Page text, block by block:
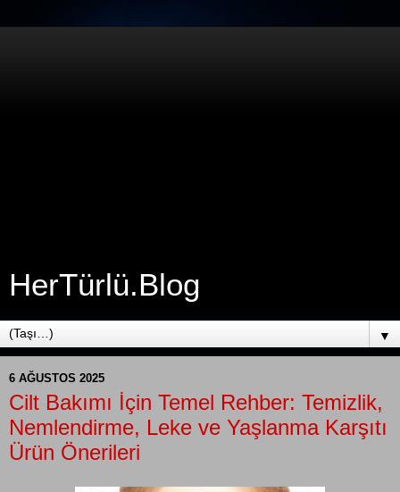
HerTürlü.Blog
▼
6 AĞUSTOS 2025
Cilt Bakımı İçin Temel Rehber: Temizlik,
Nemlendirme, Leke ve Yaşlanma Karşıtı
Ürün Önerileri